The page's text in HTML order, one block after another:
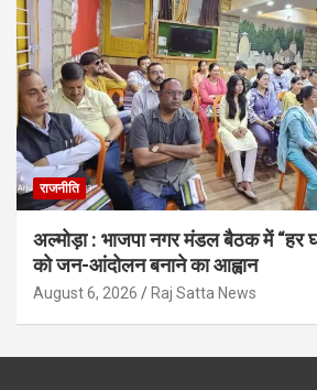
राजनीति
अल्मोड़ा : भाजपा नगर मंडल बैठक में “हर
को जन-आंदोलन बनाने का आह्वान
August 6, 2026 Raj Satta News